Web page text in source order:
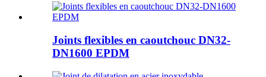
Joints flexibles en caoutchouc DN32-
DN1600 EPDM